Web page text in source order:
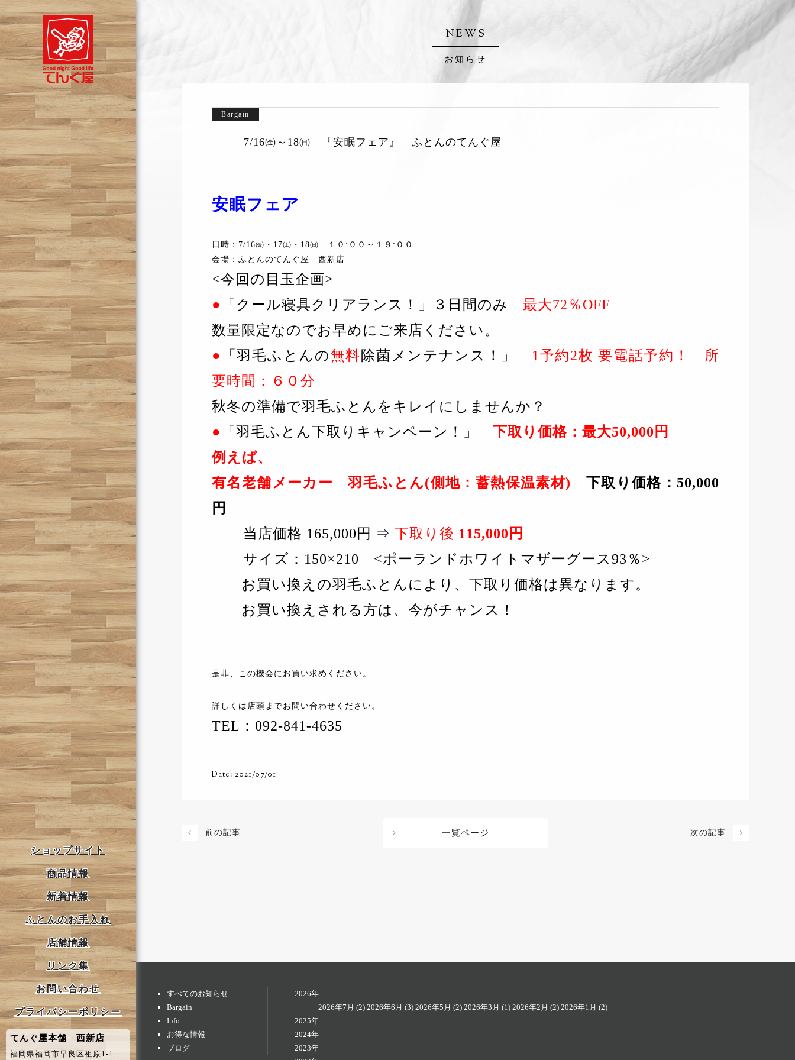
ショップサイト
商品情報
新着情報
ふとんのお手入れ
店舗情報
リンク集
お問い合わせ
プライバシーポリシー
てんぐ屋本舗 西新店
福岡県福岡市早良区祖原1-1
NEWS
お知らせ
7/16㈮～18㈰ 『安眠フェア』 ふとんのてんぐ屋
Bargain
安眠フェア
日時：7/16㈮・17㈯・18㈰ １０:００～１９:００
会場：ふとんのてんぐ屋 西新店
<今回の目玉企画>
●
「クール寝具クリアランス！」３日間のみ 最大72％OFF
数量限定なのでお早めにご来店ください。
●
「羽毛ふとんの無料除菌メンテナンス！」 1予約2枚 要電話予約！ 所
要時間：６０分
秋冬の準備で羽毛ふとんをキレイにしませんか？
●
「羽毛ふとん下取りキャンペーン！」 下取り価格：最大50,000円
例えば、
有名老舗メーカー 羽毛ふとん(側地：蓄熱保温素材) 下取り価格：50,000
円
当店価格 165,000円 ⇒ 下取り後 115,000円
サイズ：150×210 <ポーランドホワイトマザーグース93％>
お買い換えの羽毛ふとんにより、下取り価格は異なります。
お買い換えされる方は、今がチャンス！
是非、この機会にお買い求めください。
詳しくは店頭までお問い合わせください。
TEL：092-841-4635
Date: 2021/07/01
前の記事 次の記事
一覧ページ
すべてのお知らせ
Bargain
Info
お得な情報
ブログ
2026年
2026年7月 (2) 2026年6月 (3) 2026年5月 (2) 2026年3月 (1) 2026年2月 (2) 2026年1月 (2)
2025年
2024年
2023年